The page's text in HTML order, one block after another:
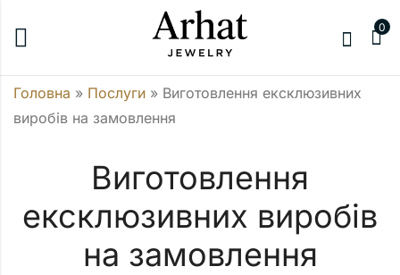
0
Виготовлення
ексклюзивних виробів
на замовлення
Головна » Послуги » Виготовлення ексклюзивних
виробів на замовлення